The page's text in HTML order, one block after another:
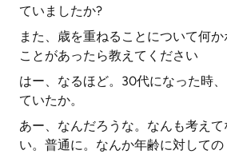
ていましたか?
また、歳を重ねることについて何
ことがあったら教えてください
はー、なるほど。30代になった時
ていたか。
あー、なんだろうな。なんも考え
い。普通に。なんか年齢に対しての